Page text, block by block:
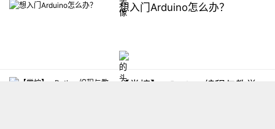
想入门Arduino怎么办？
【掌控】mPython编程与教学